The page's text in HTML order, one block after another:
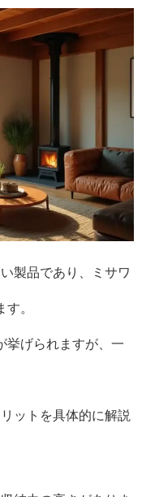
製品であり、ミサワ
。
挙げられますが、一
ットを具体的に解説